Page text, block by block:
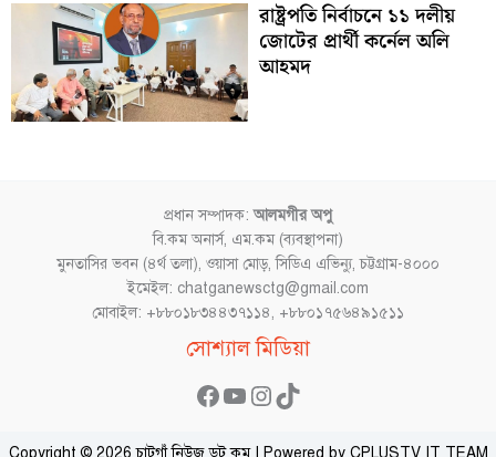
রাষ্ট্রপতি নির্বাচনে ১১ দলীয়
জোটের প্রার্থী কর্নেল অলি
আহমদ
প্রধান সম্পাদক:আলমগীর অপু
বি.কম অনার্স, এম.কম (ব্যবস্থাপনা)
মুনতাসির ভবন (৪র্থ তলা), ওয়াসা মোড়, সিডিএ এভিন্যু, চট্টগ্রাম-৪০০০
ইমেইল: chatganewsctg@gmail.com
মোবাইল: +৮৮০১৮৩৪৪৩৭১১৪, +৮৮০১৭৫৬৪৯১৫১১
সোশ্যাল মিডিয়া
Facebook
YouTube
Instagram
TikTok
Copyright © 2026 চাটগাঁ নিউজ ডট কম | Powered by CPLUSTV IT TEAM